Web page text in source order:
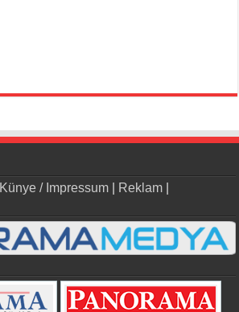
Künye / Impressum| Reklam|